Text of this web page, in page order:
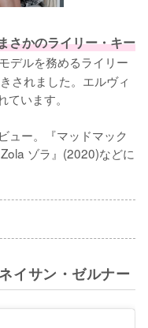
さかのライリー・キー
デルを務めるライリー
されました。エルヴィ
います。
ュー。『マッドマック
ゾラ』(2020)などに
イサン・ゼルナー